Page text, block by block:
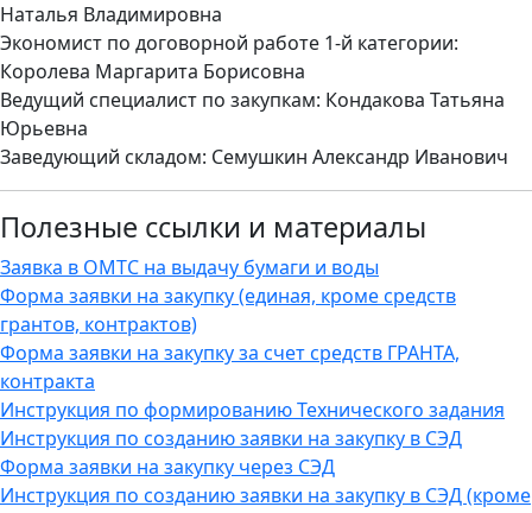
Наталья Владимировна
Экономист по договорной работе 1-й категории:
Королева Маргарита Борисовна
Ведущий специалист по закупкам: Кондакова Татьяна
Юрьевна
Заведующий складом: Семушкин Александр Иванович
Полезные ссылки и материалы
Заявка в ОМТС на выдачу бумаги и воды
Форма заявки на закупку (единая, кроме средств
грантов, контрактов)
Форма заявки на закупку за счет средств ГРАНТА,
контракта
Инструкция по формированию Технического задания
Инструкция по созданию заявки на закупку в СЭД
Форма заявки на закупку через СЭД
Инструкция по созданию заявки на закупку в СЭД (кроме